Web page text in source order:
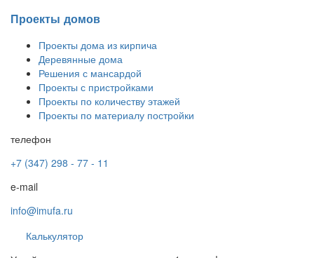
Проекты домов
Проекты дома из кирпича
Деревянные дома
Решения с мансардой
Проекты с пристройками
Проекты по количеству этажей
Проекты по материалу постройки
телефон
+7 (347) 298 - 77 - 11
e-mail
info@imufa.ru
Калькулятор